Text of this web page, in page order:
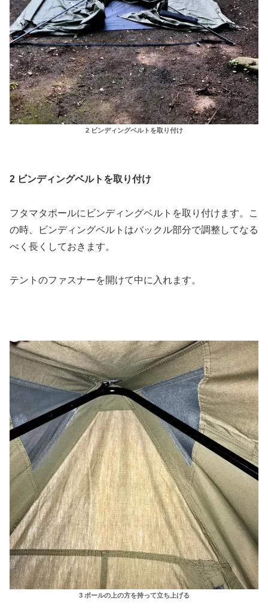
2 ビンディングベルトを取り付け
2 ビンディングベルトを取り付け
フタマタポールにビンディングベルトを取り付けます。こ
の時、ビンディングベルトはバックル部分で調整してなる
べく長くしておきます。
テントのファスナーを開けて中に入れます。
3 ポールの上の方を持って立ち上げる